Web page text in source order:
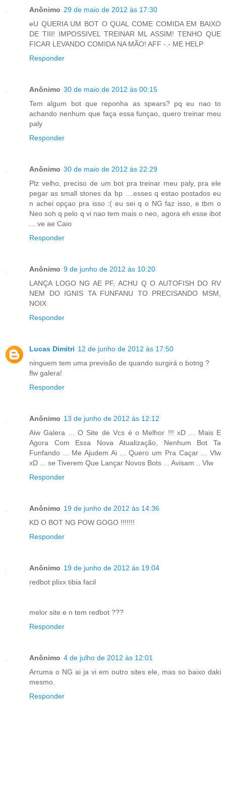
Anônimo 29 de maio de 2012 às 17:30
eU QUERIA UM BOT O QUAL COME COMIDA EM BAIXO
DE TIII! IMPOSSIVEL TREINAR ML ASSIM! TENHO QUE
FICAR LEVANDO COMIDA NA MÃO! AFF -.- ME HELP
Responder
Anônimo 30 de maio de 2012 às 00:15
Tem algum bot que reponha as spears? pq eu nao to
achando nenhum que faça essa funçao, quero treinar meu
paly
Responder
Anônimo 30 de maio de 2012 às 22:29
Plz velho, preciso de um bot pra treinar meu paly, pra ele
pegar as small stones da bp ....esses q estao postados eu
n achei opçao pra isso :( eu sei q o NG faz isso, e tbm o
Neo soh q pelo q vi nao tem mais o neo, agora eh esse ibot
... ve ae Caio
Responder
Anônimo 9 de junho de 2012 às 10:20
LANÇA LOGO NG AE PF, ACHU Q O AUTOFISH DO RV
NEM DO IGNIS TA FUNFANU TO PRECISANDO MSM,
NOIX
Responder
Lucas Dimitri 12 de junho de 2012 às 17:50
ninguem tem uma previsão de quando surgirá o botng ?
flw galera!
Responder
Anônimo 13 de junho de 2012 às 12:12
Aiw Galera ... O Site de Vcs é o Melhor !!! xD ... Mais E
Agora Com Essa Nova Atualização, Nenhum Bot Ta
Funfando ... Me Ajudem Ai ... Quero um Pra Caçar ... Vlw
xD ... se Tiverem Que Lançar Novos Bots ... Avisam .. Vlw
Responder
Anônimo 19 de junho de 2012 às 14:36
KD O BOT NG POW GOGO !!!!!!!
Responder
Anônimo 19 de junho de 2012 às 19:04
redbot plixx tibia facil
melor site e n tem redbot ???
Responder
Anônimo 4 de julho de 2012 às 12:01
Arruma o NG ai ja vi em outro sites ele, mas so baixo daki
mesmo.
Responder